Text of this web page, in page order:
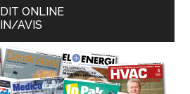
ONLINE
AVIS